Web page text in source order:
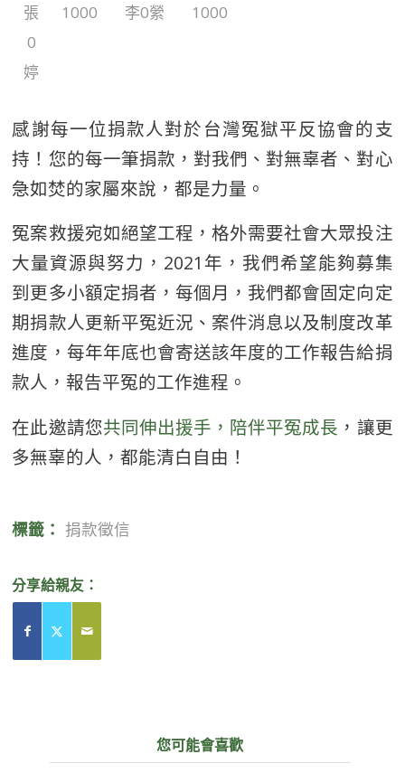
張
0
婷
1000 李0縈 1000
感謝每一位捐款人對於台灣冤獄平反協會的支
持！您的每一筆捐款，對我們、對無辜者、對心
急如焚的家屬來說，都是力量。
冤案救援宛如絕望工程，格外需要社會大眾投注
大量資源與努力，2021年，我們希望能夠募集
到更多小額定捐者，每個月，我們都會固定向定
期捐款人更新平冤近況、案件消息以及制度改革
進度，每年年底也會寄送該年度的工作報告給捐
款人，報告平冤的工作進程。
在此邀請您共同伸出援手，陪伴平冤成長 ，讓更
多無辜的人，都能清白自由！
標籤： 捐款徵信
分享給親友：
您可能會喜歡